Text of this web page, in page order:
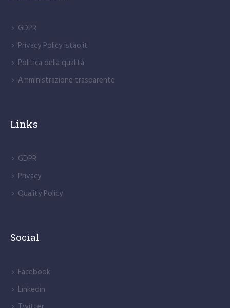
GDPR
Privacy Policy istao.it
Politica della qualità
Amministrazione trasparente
Links
GDPR
Privacy
Quality Policy
Social
Facebook
Linkedin